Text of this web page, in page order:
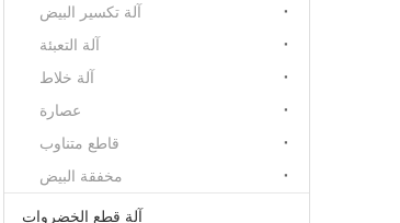
آلة تكسير البيض
آلة التعبئة
آلة خلاط
عصارة
قاطع متناوب
مخفقة البيض
آلة قطع الخضروات